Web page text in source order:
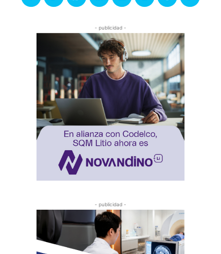
- publicidad -
- publicidad -